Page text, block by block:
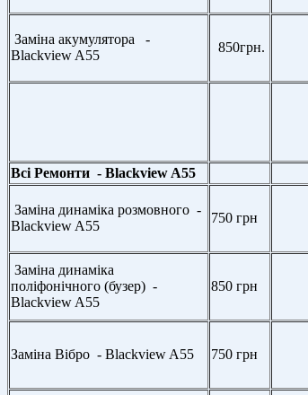
Заміна акумулятора -
Blackview A55
850грн.
Всі Ремонти - Blackview A55
Заміна динаміка розмовного -
Blackview A55
750 грн
Заміна динаміка
поліфонічного (бузер) -
Blackview A55
850 грн
Заміна Вібро - Blackview A55 750 грн